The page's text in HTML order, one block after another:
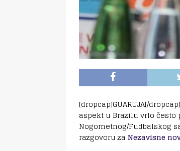
[dropcap]GUARUJA[/
aspekt u Brazilu vrlo
Nogometnog/Fudbalskog
razgovoru za Nezavisne